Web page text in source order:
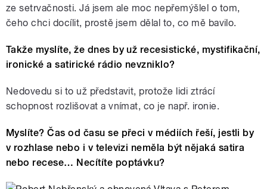
ze setrvačnosti. Já jsem ale moc nepřemýšlel o tom,
čeho chci docílit, prostě jsem dělal to, co mě bavilo.
Takže myslíte, že dnes by už recesistické, mystifikační,
ironické a satirické rádio nevzniklo?
Nedovedu si to už představit, protože lidi ztrácí
schopnost rozlišovat a vnímat, co je např. ironie.
Myslíte? Čas od času se přeci v médiích řeší, jestli by
v rozhlase nebo i v televizi neměla být nějaká satira
nebo recese… Necítíte poptávku?